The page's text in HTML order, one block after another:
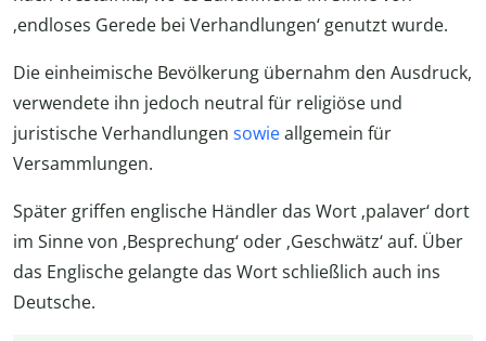
‚endloses Gerede bei Verhandlungen‘ genutzt wurde.
Die einheimische Bevölkerung übernahm den Ausdruck,
verwendete ihn jedoch neutral für religiöse und
juristische Verhandlungen sowieallgemein für
Versammlungen.
Später griffen englische Händler das Wort ‚palaver‘ dort
im Sinne von ‚Besprechung‘ oder ‚Geschwätz‘ auf. Über
das Englische gelangte das Wort schließlich auch ins
Deutsche.